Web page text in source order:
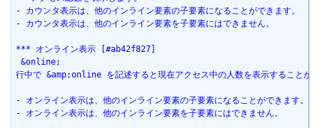
- カウンタ表示は、他のインライン要素の子要素になることができます。
- カウンタ表示は、他のインライン要素を子要素にはできません。
*** オンライン表示 [#ab42f827]
&online;
行中で &amp;online を記述すると現在アクセス中の人数を表示することが
- オンライン表示は、他のインライン要素の子要素になることができます。
- オンライン表示は、他のインライン要素を子要素にはできません。